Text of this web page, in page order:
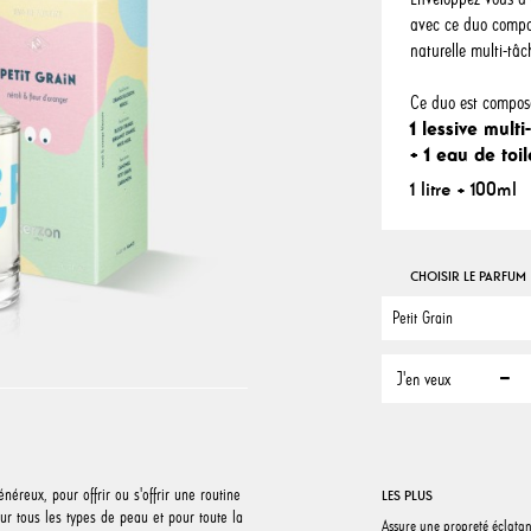
avec ce duo
naturelle multi-
Ce duo est
1 lessive
+ 1 eau de
1 litre + 100ml
CHOISIR LE PARFUM
J'en veux
pour offrir ou s'offrir une routine
tous les types de peau et pour toute la
LES PLUS
Assure une propreté